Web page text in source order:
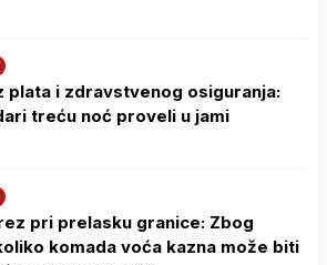
plata i zdravstvenog osiguranja:
treću noć proveli u jami
pri prelasku granice: Zbog
komada voća kazna može biti